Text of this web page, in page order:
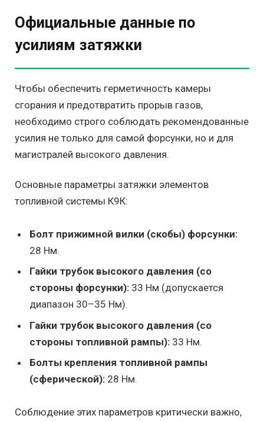
Официальные данные по
усилиям затяжки
Чтобы обеспечить герметичность камеры
сгорания и предотвратить прорыв газов,
необходимо строго соблюдать рекомендованные
усилия не только для самой форсунки, но и для
магистралей высокого давления.
Основные параметры затяжки элементов
топливной системы К9К:
Болт прижимной вилки (скобы) форсунки:
28 Нм.
Гайки трубок высокого давления (со
стороны форсунки): 33 Нм (допускается
диапазон 30–35 Нм).
Гайки трубок высокого давления (со
стороны топливной рампы): 33 Нм.
Болты крепления топливной рампы
(сферической): 28 Нм.
Соблюдение этих параметров критически важно,